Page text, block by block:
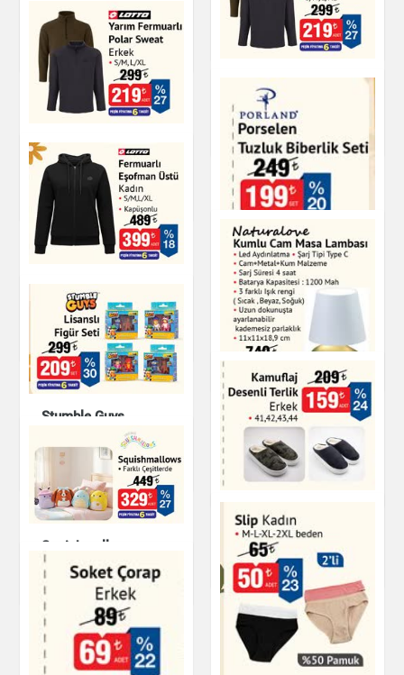
Çay & Kahve & Şeker
Tabağı 20 cm
Mutfak Ürünleri
Yarım Fermuarlı
Polar Sweat Erkek
Giyim
Yarım Fermuarlı
Polar Sweat
Giyim
Porland Porselen
Tuzluk Biberlik Seti
Mutfak Ürünleri
Fermuarlı Eşofman
Üstü Kadın
Giyim
Naturalove Kumlu
Cam Masa Lambası
Ev & Dekorasyon
Stumble Guys
Lisanslı Figür Seti
Kamuflaj Desenli
Erkek Terlik
Ayakkabı
Squishmallows
Oyuncak